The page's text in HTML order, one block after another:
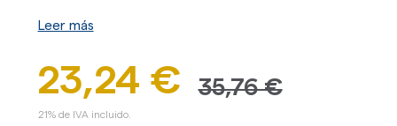
Leer más
23,24 € 35,76 €
21% de IVA incluido.